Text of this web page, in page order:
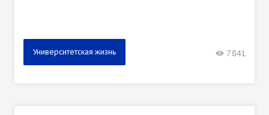
Университетская жизнь 7841